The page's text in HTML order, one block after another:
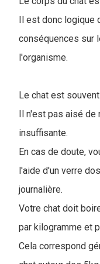
Il est donc logique
conséquences sur
l'organisme.
Le chat est
Il n'est pas aisé de
insuffisante.
En cas de doute,
l'aide d'un verre
journalière.
Votre chat doit
par kilogramme et
Cela correspond